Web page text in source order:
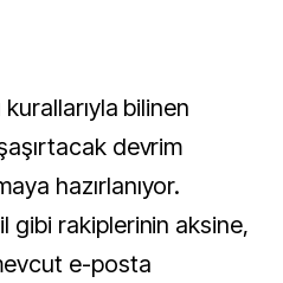
kurallarıyla bilinen
şaşırtacak devrim
hazırlanıyor.
gibi rakiplerinin aksine,
e-posta